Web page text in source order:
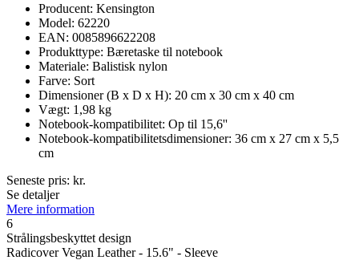
Producent: Kensington
Model: 62220
EAN: 0085896622208
Produkttype: Bæretaske til notebook
Materiale: Balistisk nylon
Farve: Sort
Dimensioner (B x D x H): 20 cm x 30 cm x 40 cm
Vægt: 1,98 kg
Notebook-kompatibilitet: Op til 15,6''
Notebook-kompatibilitetsdimensioner: 36 cm x 27 cm x 5,5
cm
Seneste pris: kr.
Se detaljer
Mere information
6
Strålingsbeskyttet design
Radicover Vegan Leather - 15.6" - Sleeve